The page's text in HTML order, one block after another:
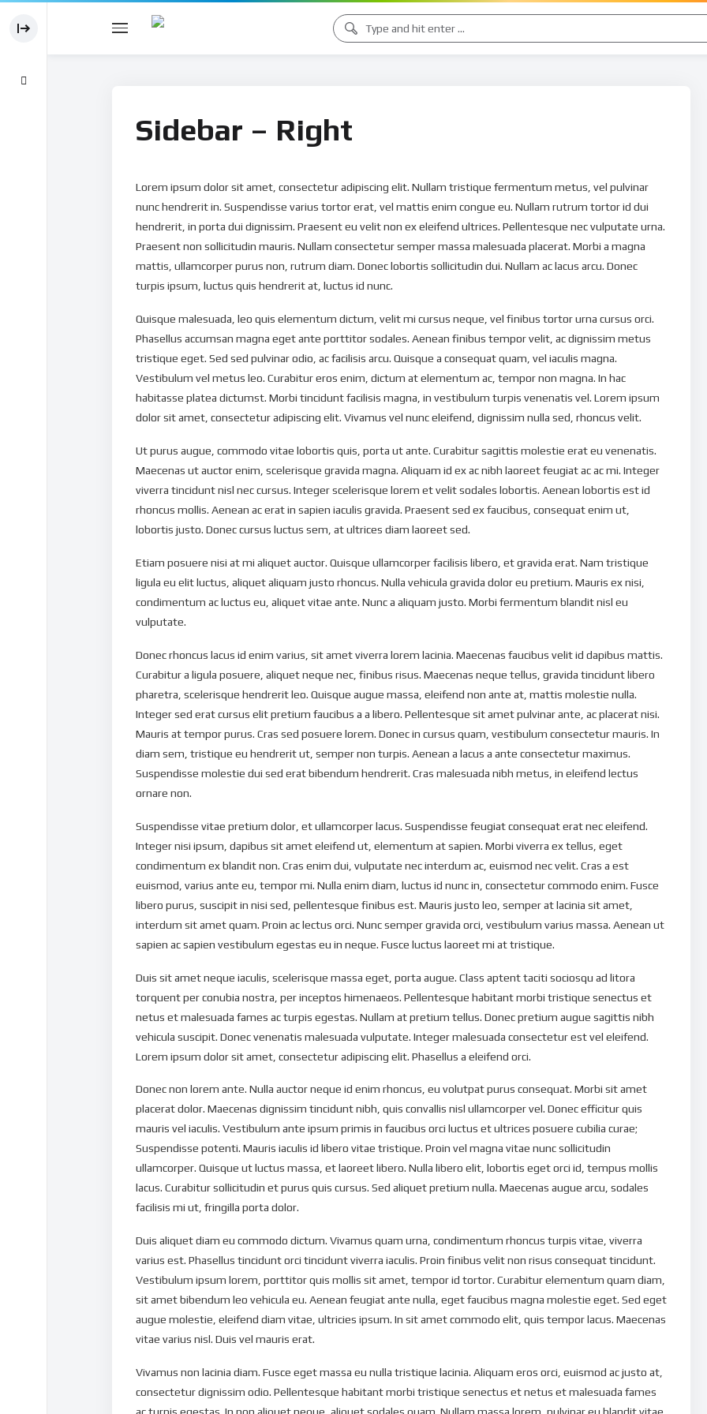
Sidebar – Right
Lorem ipsum dolor sit amet, consectetur adipiscing elit. Nullam tristique fermentum metus, vel pulvinar
nunc hendrerit in. Suspendisse varius tortor erat, vel mattis enim congue eu. Nullam rutrum tortor id dui
hendrerit, in porta dui dignissim. Praesent eu velit non ex eleifend ultrices. Pellentesque nec vulputate urna.
Praesent non sollicitudin mauris. Nullam consectetur semper massa malesuada placerat. Morbi a magna
mattis, ullamcorper purus non, rutrum diam. Donec lobortis sollicitudin dui. Nullam ac lacus arcu. Donec
turpis ipsum, luctus quis hendrerit at, luctus id nunc.
Quisque malesuada, leo quis elementum dictum, velit mi cursus neque, vel finibus tortor urna cursus orci.
Phasellus accumsan magna eget ante porttitor sodales. Aenean finibus tempor velit, ac dignissim metus
tristique eget. Sed sed pulvinar odio, ac facilisis arcu. Quisque a consequat quam, vel iaculis magna.
Vestibulum vel metus leo. Curabitur eros enim, dictum at elementum ac, tempor non magna. In hac
habitasse platea dictumst. Morbi tincidunt facilisis magna, in vestibulum turpis venenatis vel. Lorem ipsum
dolor sit amet, consectetur adipiscing elit. Vivamus vel nunc eleifend, dignissim nulla sed, rhoncus velit.
Ut purus augue, commodo vitae lobortis quis, porta ut ante. Curabitur sagittis molestie erat eu venenatis.
Maecenas ut auctor enim, scelerisque gravida magna. Aliquam id ex ac nibh laoreet feugiat ac ac mi. Integer
viverra tincidunt nisl nec cursus. Integer scelerisque lorem et velit sodales lobortis. Aenean lobortis est id
rhoncus mollis. Aenean ac erat in sapien iaculis gravida. Praesent sed ex faucibus, consequat enim ut,
lobortis justo. Donec cursus luctus sem, at ultrices diam laoreet sed.
Etiam posuere nisi at mi aliquet auctor. Quisque ullamcorper facilisis libero, et gravida erat. Nam tristique
ligula eu elit luctus, aliquet aliquam justo rhoncus. Nulla vehicula gravida dolor eu pretium. Mauris ex nisi,
condimentum ac luctus eu, aliquet vitae ante. Nunc a aliquam justo. Morbi fermentum blandit nisl eu
vulputate.
Donec rhoncus lacus id enim varius, sit amet viverra lorem lacinia. Maecenas faucibus velit id dapibus mattis.
Curabitur a ligula posuere, aliquet neque nec, finibus risus. Maecenas neque tellus, gravida tincidunt libero
pharetra, scelerisque hendrerit leo. Quisque augue massa, eleifend non ante at, mattis molestie nulla.
Integer sed erat cursus elit pretium faucibus a a libero. Pellentesque sit amet pulvinar ante, ac placerat nisi.
Mauris at tempor purus. Cras sed posuere lorem. Donec in cursus quam, vestibulum consectetur mauris. In
diam sem, tristique eu hendrerit ut, semper non turpis. Aenean a lacus a ante consectetur maximus.
Suspendisse molestie dui sed erat bibendum hendrerit. Cras malesuada nibh metus, in eleifend lectus
ornare non.
Suspendisse vitae pretium dolor, et ullamcorper lacus. Suspendisse feugiat consequat erat nec eleifend.
Integer nisi ipsum, dapibus sit amet eleifend ut, elementum at sapien. Morbi viverra ex tellus, eget
condimentum ex blandit non. Cras enim dui, vulputate nec interdum ac, euismod nec velit. Cras a est
euismod, varius ante eu, tempor mi. Nulla enim diam, luctus id nunc in, consectetur commodo enim. Fusce
libero purus, suscipit in nisi sed, pellentesque finibus est. Mauris justo leo, semper at lacinia sit amet,
interdum sit amet quam. Proin ac lectus orci. Nunc semper gravida orci, vestibulum varius massa. Aenean ut
sapien ac sapien vestibulum egestas eu in neque. Fusce luctus laoreet mi at tristique.
Duis sit amet neque iaculis, scelerisque massa eget, porta augue. Class aptent taciti sociosqu ad litora
torquent per conubia nostra, per inceptos himenaeos. Pellentesque habitant morbi tristique senectus et
netus et malesuada fames ac turpis egestas. Nullam at pretium tellus. Donec pretium augue sagittis nibh
vehicula suscipit. Donec venenatis malesuada vulputate. Integer malesuada consectetur est vel eleifend.
Lorem ipsum dolor sit amet, consectetur adipiscing elit. Phasellus a eleifend orci.
Donec non lorem ante. Nulla auctor neque id enim rhoncus, eu volutpat purus consequat. Morbi sit amet
placerat dolor. Maecenas dignissim tincidunt nibh, quis convallis nisl ullamcorper vel. Donec efficitur quis
mauris vel iaculis. Vestibulum ante ipsum primis in faucibus orci luctus et ultrices posuere cubilia curae;
Suspendisse potenti. Mauris iaculis id libero vitae tristique. Proin vel magna vitae nunc sollicitudin
ullamcorper. Quisque ut luctus massa, et laoreet libero. Nulla libero elit, lobortis eget orci id, tempus mollis
lacus. Curabitur sollicitudin et purus quis cursus. Sed aliquet pretium nulla. Maecenas augue arcu, sodales
facilisis mi ut, fringilla porta dolor.
Duis aliquet diam eu commodo dictum. Vivamus quam urna, condimentum rhoncus turpis vitae, viverra
varius est. Phasellus tincidunt orci tincidunt viverra iaculis. Proin finibus velit non risus consequat tincidunt.
Vestibulum ipsum lorem, porttitor quis mollis sit amet, tempor id tortor. Curabitur elementum quam diam,
sit amet bibendum leo vehicula eu. Aenean feugiat ante nulla, eget faucibus magna molestie eget. Sed eget
augue molestie, eleifend diam vitae, ultricies ipsum. In sit amet commodo elit, quis tempor lacus. Maecenas
vitae varius nisl. Duis vel mauris erat.
Vivamus non lacinia diam. Fusce eget massa eu nulla tristique lacinia. Aliquam eros orci, euismod ac justo at,
consectetur dignissim odio. Pellentesque habitant morbi tristique senectus et netus et malesuada fames